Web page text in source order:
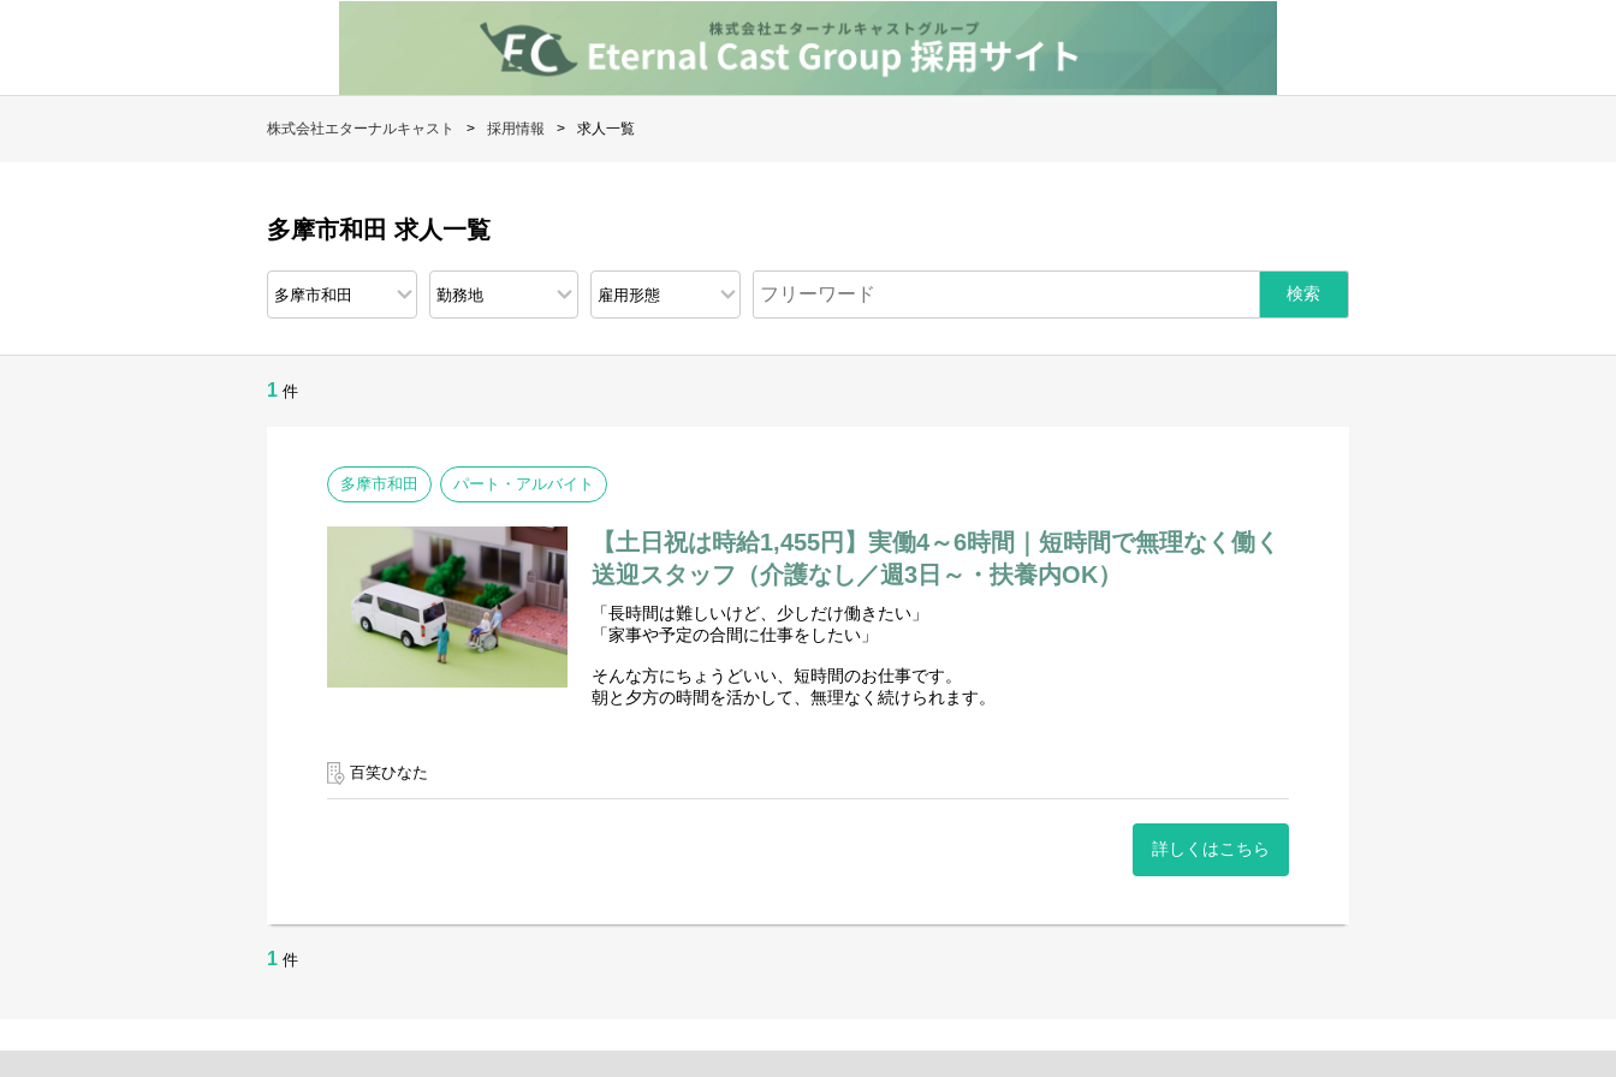
株式会社エターナルキャスト 採用情報 求人一覧
多摩市和田 求人一覧
1 件
多摩市和田 パート・アルバイト
【土日祝は時給1,455円】実働4～6時間｜短時間で無理なく働く
送迎スタッフ（介護なし／週3日～・扶養内OK）
「長時間は難しいけど、少しだけ働きたい」
「家事や予定の合間に仕事をしたい」
そんな方にちょうどいい、短時間のお仕事です。
朝と夕方の時間を活かして、無理なく続けられます。
東京都多摩市和田2011-12
・週3～4日勤務お願いします！
百笑ひなた
詳しくはこちら
1 件